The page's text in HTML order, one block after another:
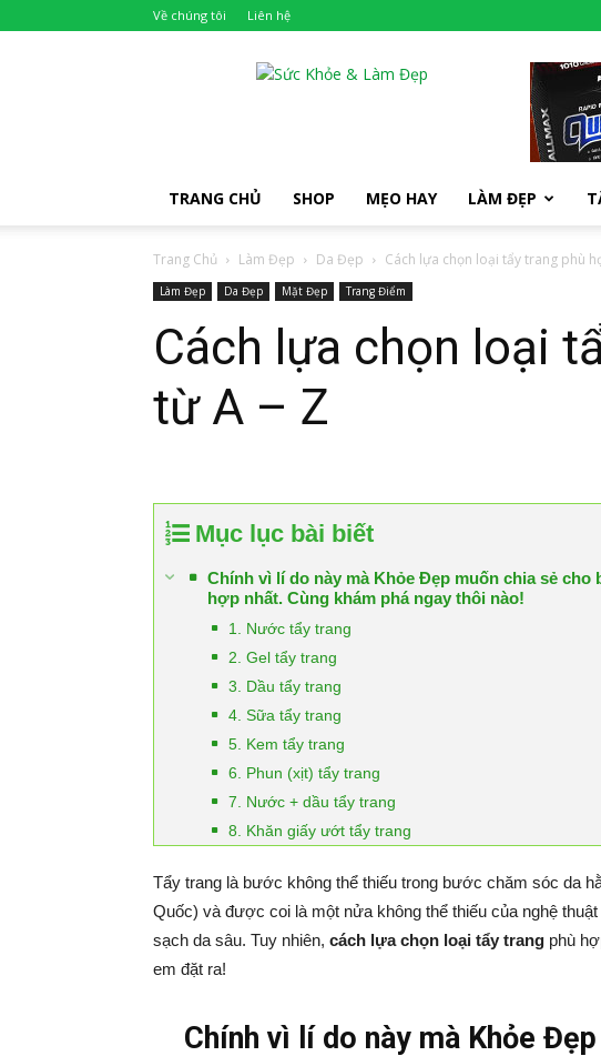
Về chúng tôi Liên hệ
TRANG CHỦ SHOP MẸO HAY LÀM ĐẸP
Trang Chủ Làm Đẹp Da Đẹp Cách lựa chọn loại tẩy trang phù
Làm Đẹp Da Đẹp Mặt Đẹp Trang Điểm
Cách lựa chọn loại
từ A – Z
Mục lục bài biết
Chính vì lí do này mà Khỏe Đẹp muốn chia sẻ
hợp nhất. Cùng khám phá ngay thôi nào!
1. Nước tẩy trang
2. Gel tẩy trang
3. Dầu tẩy trang
4. Sữa tẩy trang
5. Kem tẩy trang
6. Phun (xịt) tẩy trang
7. Nước + dầu tẩy trang
8. Khăn giấy ướt tẩy trang
Tẩy trang là bước không thể thiếu trong bước chăm sóc da
Quốc) và được coi là một nửa không thể thiếu của nghệ
sạch da sâu. Tuy nhiên, cách lựa chọn loại tẩy trang phù
em đặt ra!
Chính vì lí do này mà Khỏe